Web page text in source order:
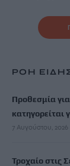
ΡΟΗ
Προθεσμία
κατηγορείται
7 Αυγούστου, 2026
Τροχαίο στις